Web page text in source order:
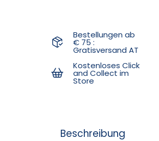
Bestellungen ab
€ 75 :
Gratisversand AT
Kostenloses Click
and Collect im
Store
Beschreibung